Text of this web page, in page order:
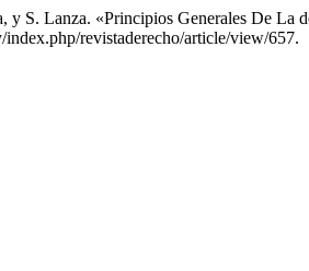
y S. Lanza. «Principios Generales De La
index.php/revistaderecho/article/view/657.